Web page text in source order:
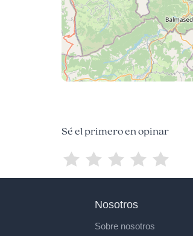
Sé el primero en opinar
Nosotros
Sobre nosotros